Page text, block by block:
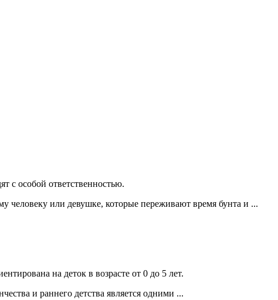
с особой ответственностью.
человеку или девушке, которые переживают время бунта и ...
на деток в возрасте от 0 до 5 лет.
и раннего детства является одними ...